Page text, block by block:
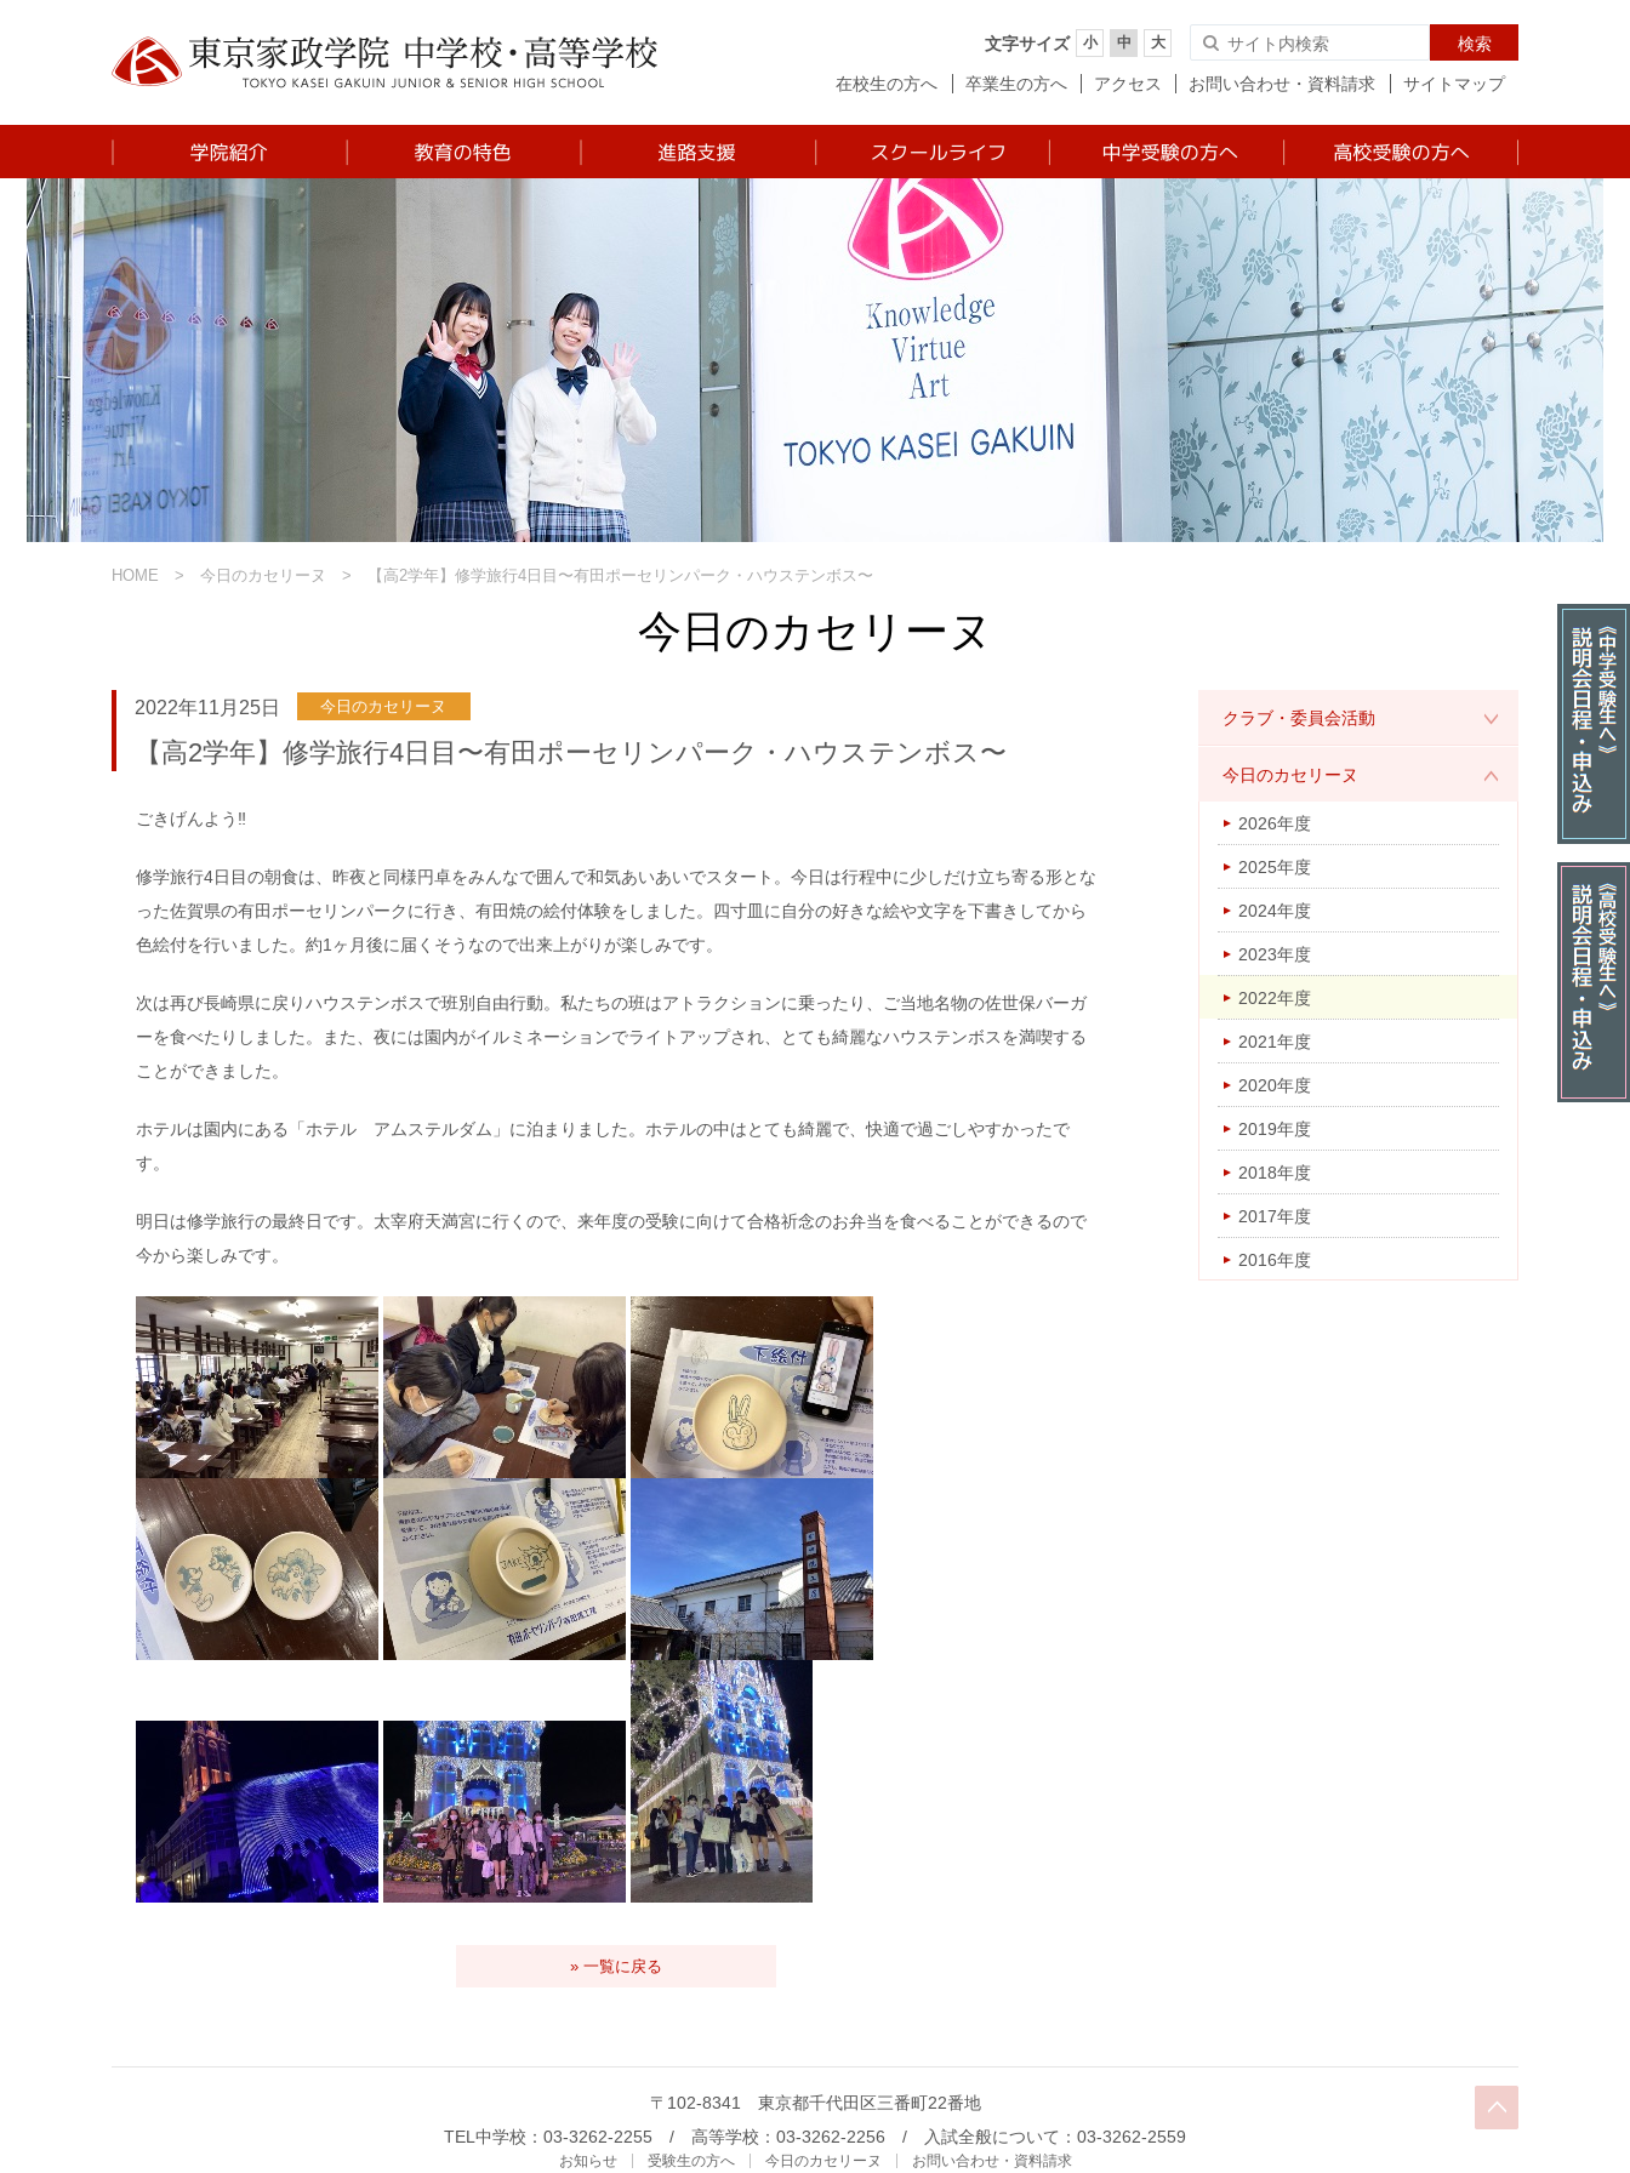
文字サイズ 小 中 大 検索
在校生の方へ 卒業生の方へ アクセス お問い合わせ・資料請求 サイトマップ
学校長挨拶
建学の精神
施設紹介
東京家政学院の歴史
中学 SDGsプログラ
高校 探究プログラム
進学傾向
大学合格実績
高大連携
年間行事
クラブ活動
KVA Award
中学 入試について
中学 説明会日程・お
申込み
中学 学費・経費など
高校 入試について
高校 説明会日程・お
申込み
高校 学費・経費など
HOME 今日のカセリーヌ 【高2学年】修学旅行4日目〜有田ポーセリンパーク・ハウステンボス〜
今日のカセリーヌ
2022年11月25日 今日のカセリーヌ
【高2学年】修学旅行4日目〜有田ポーセリンパーク・ハウステンボス〜
ごきげんよう‼︎
修学旅行4日目の朝食は、昨夜と同様円卓をみんなで囲んで和気あいあいでスタート。今日は行程中に少しだけ立ち寄る形とな
った佐賀県の有田ポーセリンパークに行き、有田焼の絵付体験をしました。四寸皿に自分の好きな絵や文字を下書きしてから
色絵付を行いました。約1ヶ月後に届くそうなので出来上がりが楽しみです。
次は再び長崎県に戻りハウステンボスで班別自由行動。私たちの班はアトラクションに乗ったり、ご当地名物の佐世保バーガ
ーを食べたりしました。また、夜には園内がイルミネーションでライトアップされ、とても綺麗なハウステンボスを満喫する
ことができました。
ホテルは園内にある「ホテル アムステルダム」に泊まりました。ホテルの中はとても綺麗で、快適で過ごしやすかったで
す。
明日は修学旅行の最終日です。太宰府天満宮に行くので、来年度の受験に向けて合格祈念のお弁当を食べることができるので
今から楽しみです。
» 一覧に戻る
クラブ・委員会活動
2026年度
今日のカセリーヌ
2026年度
2025年度
2024年度
2023年度
2022年度
2021年度
2020年度
2019年度
2018年度
2017年度
2016年度
〒102-8341 東京都千代田区三番町22番地
TEL中学校：03-3262-2255 / 高等学校：03-3262-2256 / 入試全般について：03-3262-2559
お知らせ 受験生の方へ 今日のカセリーヌ お問い合わせ・資料請求